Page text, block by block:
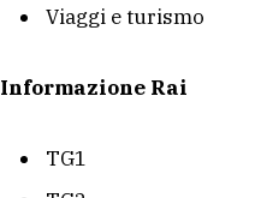
Viaggi e turismo
Informazione Rai
TG1